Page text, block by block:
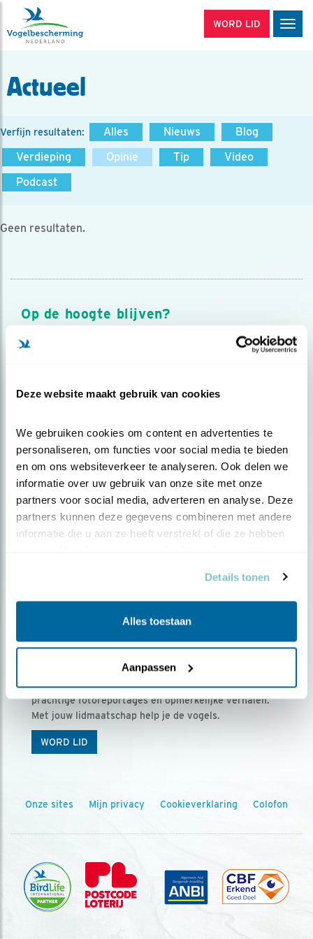
Deze website maakt gebruik van cookies
We gebruiken cookies om content en advertenties te
personaliseren, om functies voor social media te bieden
en om ons websiteverkeer te analyseren. Ook delen we
informatie over uw gebruik van onze site met onze
partners voor social media, adverteren en analyse. Deze
partners kunnen deze gegevens combineren met andere
informatie die u aan ze heeft verstrekt of die ze hebben
Details tonen
Alles toestaan
Aanpassen
WORD LID
Actueel
Verfijn resultaten: Alles Nieuws
Blog
Verdieping
Opinie Tip
Video
Podcast
Geen resultaten.
Op de hoogte blijven?
Meld je aan en ontvang nieuws, inspiratie, acties en tips
over vogels en activiteiten van Vogelbescherming.
Ontvang 5 x Vogels voor € 36,00 per jaar
Vogels is het tijdschrift voor onze leden, met
prachtige fotoreportages en opmerkelijke verhalen.
Met jouw lidmaatschap help je de vogels.
WORD LID
Onze sites Mijn privacy Cookieverklaring Colofon